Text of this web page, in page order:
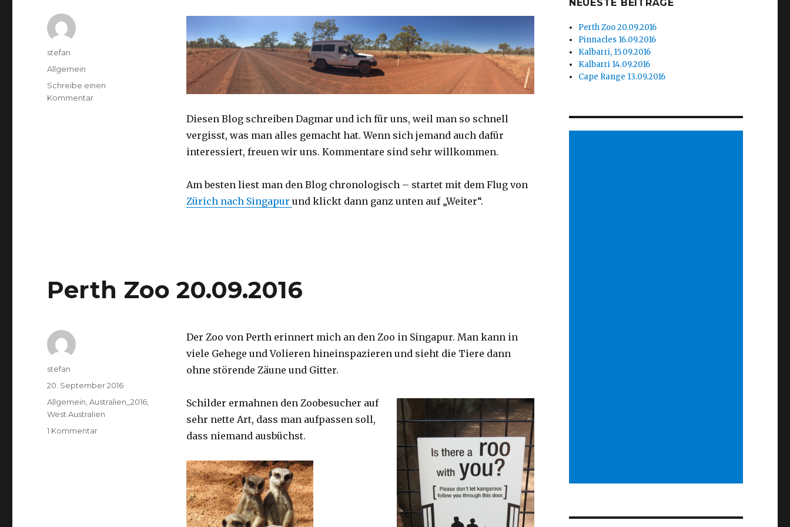
Diesen Blog schreiben Dagmar und ich für uns, weil man so schnell
vergisst, was man alles gemacht hat. Wenn sich jemand auch dafür
interessiert, freuen wir uns. Kommentare sind sehr willkommen.
Am besten liest man den Blog chronologisch – startet mit dem Flug von
Zürich nach Singapur und klickt dann ganz unten auf „Weiter“.
Autor
stefan
Kategorien
Allgemein
Schreibe einen
Kommentarzu
Perth Zoo 20.09.2016
Der Zoo von Perth erinnert mich an den Zoo in Singapur. Man kann in
viele Gehege und Volieren hineinspazieren und sieht die Tiere dann
ohne störende Zäune und Gitter.
Schilder ermahnen den Zoobesucher auf
sehr nette Art, dass man aufpassen soll,
dass niemand ausbüchst.
Autor
stefan
Veröffentlicht
am
20. September 2016
Kategorien
Allgemein,Australien_2016,
West Australien
1 Kommentarzu
NEUESTE BEITRÄGE
Perth Zoo 20.09.2016
Pinnacles 16.09.2016
Kalbarri, 15.09.2016
Kalbarri 14.09.2016
Cape Range 13.09.2016